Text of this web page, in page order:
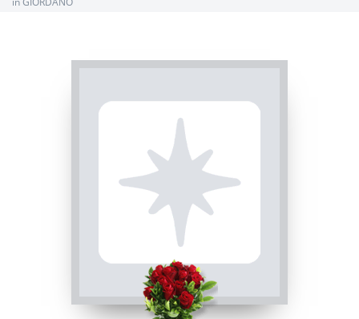
PASSATE:
26/12/2022 10:30
INVIA CONDOGLIANZE